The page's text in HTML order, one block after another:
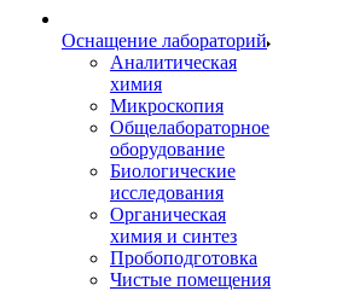
Оснащение лабораторий
Аналитическая
химия
Микроскопия
Общелабораторное
оборудование
Биологические
исследования
Органическая
химия и синтез
Пробоподготовка
Чистые помещения